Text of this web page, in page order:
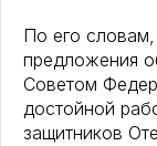
По его
предложения
Советом
достойной
защитников